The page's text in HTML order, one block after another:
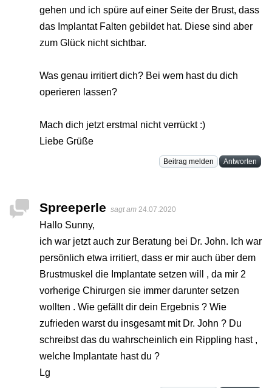
gehen und ich spüre auf einer Seite der Brust, dass
das Implantat Falten gebildet hat. Diese sind aber
zum Glück nicht sichtbar.
Was genau irritiert dich? Bei wem hast du dich
operieren lassen?
Mach dich jetzt erstmal nicht verrückt :)
Liebe Grüße
Beitrag melden Antworten
Spreeperle sagt am 24.07.2020
Hallo Sunny,
ich war jetzt auch zur Beratung bei Dr. John. Ich war
persönlich etwa irritiert, dass er mir auch über dem
Brustmuskel die Implantate setzen will , da mir 2
vorherige Chirurgen sie immer darunter setzen
wollten . Wie gefällt dir dein Ergebnis ? Wie
zufrieden warst du insgesamt mit Dr. John ? Du
schreibst das du wahrscheinlich ein Rippling hast ,
welche Implantate hast du ?
Lg